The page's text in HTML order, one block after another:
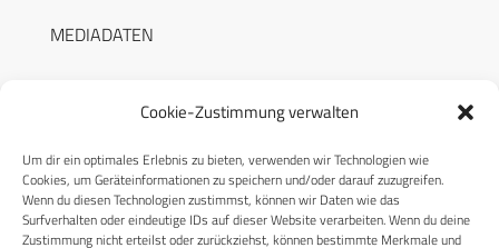
Cookie-Zustimmung verwalten
Um dir ein optimales Erlebnis zu bieten, verwenden wir Technologien wie
Cookies, um Geräteinformationen zu speichern und/oder darauf zuzugreifen.
Wenn du diesen Technologien zustimmst, können wir Daten wie das
Surfverhalten oder eindeutige IDs auf dieser Website verarbeiten. Wenn du deine
Zustimmung nicht erteilst oder zurückziehst, können bestimmte Merkmale und
MEDIADATEN
RECHTLICHES
Datenschutzerklärung